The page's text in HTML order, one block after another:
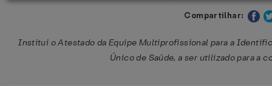
Compartilhar:
Institui o Atestado da Equipe Multiprofissional para a
Único de Saúde, a ser utilizado para a